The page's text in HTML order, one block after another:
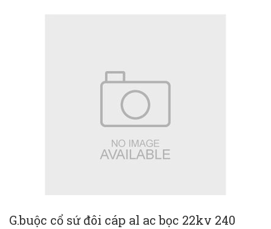
G.buộc cổ sứ đôi cáp al ac bọc 22kv 240